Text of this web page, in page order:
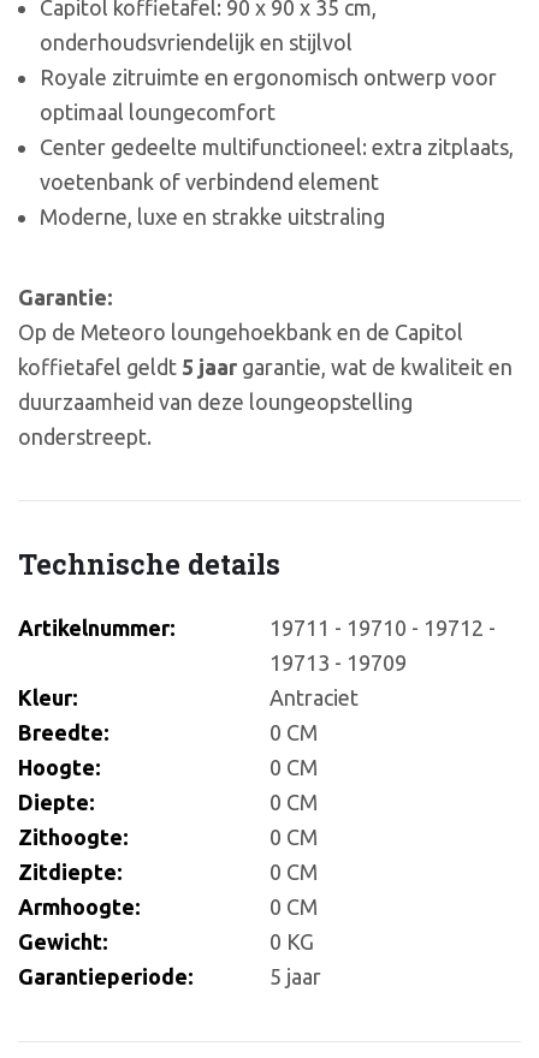
Capitol koffietafel: 90 x 90 x 35 cm,
onderhoudsvriendelijk en stijlvol
Royale zitruimte en ergonomisch ontwerp voor
optimaal loungecomfort
Center gedeelte multifunctioneel: extra zitplaats,
voetenbank of verbindend element
Moderne, luxe en strakke uitstraling
Garantie:
Op de Meteoro loungehoekbank en de Capitol
koffietafel geldt 5 jaar garantie, wat de kwaliteit en
duurzaamheid van deze loungeopstelling
onderstreept.
Technische details
Artikelnummer:
19711 - 19710 - 19712 -
19713 - 19709
Kleur:
Antraciet
Breedte:
0 CM
Hoogte:
0 CM
Diepte:
0 CM
Zithoogte:
0 CM
Zitdiepte:
0 CM
Armhoogte:
0 CM
Gewicht:
0 KG
Garantieperiode:
5 jaar